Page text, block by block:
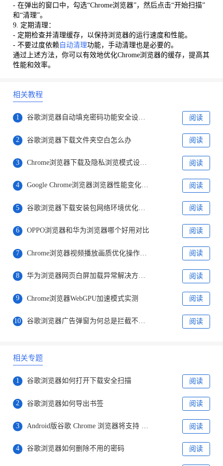
- 在弹出的窗口中，勾选“Chrome浏览器”，然后点击“开始扫描”
和“清理”。
9. 定期清理：
- 定期检查并清理缓存，以保持浏览器的运行速度和性能。
- 不要过度依赖 自动清理功能，手动清理也是必要的。
通过上述方法，你可以有效地优化Chrome浏览器的缓存，提高其
性能和效率。
相关教程
1 谷歌浏览器自动填充密码功能安全设置教程 阅读
2 谷歌浏览器下载文件夹空白怎么办 阅读
3 阅读
4 Google Chrome浏览器浏览器性能变化趋势分析 阅读
5 谷歌浏览器下载安装包网络环境优化方案 阅读
6 OPPO浏览器和华为浏览器哪个好用对比 阅读
7 Chrome浏览器视频播放画质优化操作方法分享 阅读
8 华为浏览器网页白屏加载异常解决方案解析 阅读
9 Chrome浏览器WebGPU加速模式实测 阅读
10 谷歌浏览器广告弹窗为何总是拦截不彻底 阅读
相关专题
1 谷歌浏览器如何打开下载安全扫描 阅读
2 谷歌浏览器如何导出书签 阅读
3 Android版谷歌 Chrome 浏览器将支持 Material You 设计版地址栏 阅读
4 谷歌浏览器如何删除不用的密码 阅读